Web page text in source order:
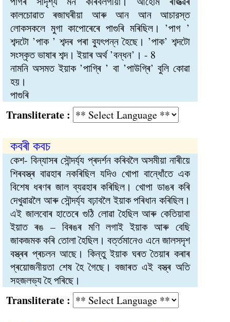
কালচোৱাত ৰজাঘৰীয়া আৰু আন আন আচারস্ত
লোকসকলে মুগা কাপোৰেৰে পাগুৰি মৰিছিল। ’পাগ ’
শব্দটো ’পাক ’ শব্দৰ পৰা ব্যুৎপন্ন হৈছে। ’পাক’ শব্দটো
সংস্কৃত ভাষাৰ শব্দ। ইয়াৰ অৰ্থ ’বন্ধন’। - 8
নামনি অসমত ইয়াক ’পাগ্ৰি ’ বা ’পাউগ্ৰি’ বুলি কোৱা
হয়।
পাগুৰি
:
কবৰী কবচ
কেশ- বিন্যাসৰ সৌন্দৰ্য্য প্ৰদৰ্শন কৰিবলৈ অসমীয়া নাৰীয়ে
শিৰবস্ত্ৰ বাৱহাৰ নকৰিছিল যদিও খোপা বান্ধোঁতে এক
বিশেষ ধৰণৰ জাল ব্যৱহাৰ কৰিছিল। খোপা ডাঙৰ কৰি
দেখুৱাৱলৈ আৰু সৌন্দৰ্য্য বঢ়াবলৈ ইয়াক পৰিধান কৰিছিল।
এই জালবোৰ হাতেৰে গুঠি লোৱা হৈছিল আৰু কেতিয়াবা
ইয়াত ৰঙ – বিৰঙৰ মণি লগাই ইয়াক আৰু বেছি
জাকজমক কৰি তোলা হৈছিল। বৰ্ত্তমানেও এনে জালসদৃশ
বস্ত্ৰৰ প্ৰচলন আছে। কিন্তু ইয়াক ঘৰত তৈয়াৰ কৰাৰ
প্ৰয়োজনীয়তা শেষ হৈ গৈছে। বজাৰত এই বস্ত্ৰ অতি
সহজলভ্য হৈ পৰিছে।
: